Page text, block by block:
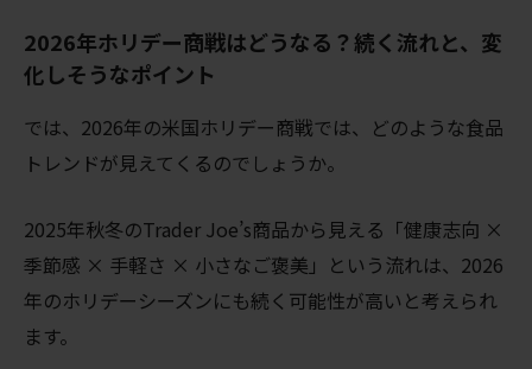
2026年ホリデー商戦はどうなる？続く流れと、変
化しそうなポイント
では、2026年の米国ホリデー商戦では、どのような食品
トレンドが見えてくるのでしょうか。
2025年秋冬のTrader Joe’s商品から見える「健康志向 ×
季節感 × 手軽さ × 小さなご褒美」という流れは、2026
年のホリデーシーズンにも続く可能性が高いと考えられ
ます。